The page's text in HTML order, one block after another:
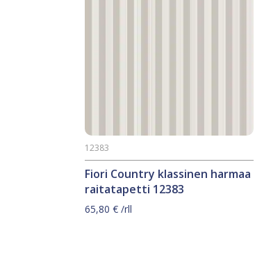
Fiori Country klassinen harmaa
raitatapetti 12383
12383
65,80 € /rll